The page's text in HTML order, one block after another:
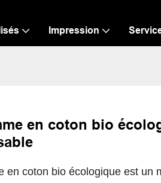
Impression
en coton bio
en coton bio écologique est un